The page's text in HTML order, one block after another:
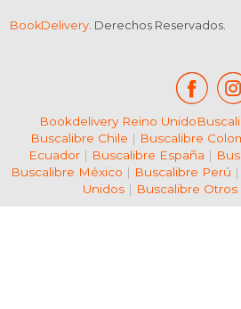
BookDelivery. Derechos Reservados.
Bookdelivery Reino Unido
Buscalibre Chile | Buscalibre
Ecuador| Buscalibre España |
Buscalibre México | Buscalibre Perú |
Unidos| Buscalibre Otros